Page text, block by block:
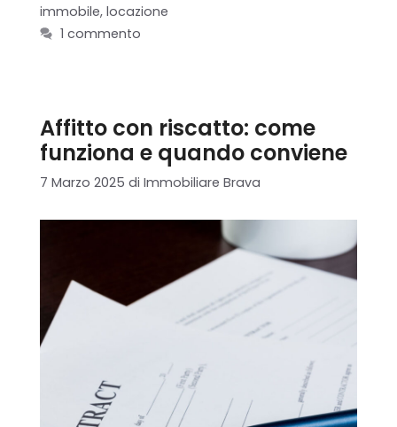
immobile, locazione
1 commento
Affitto con riscatto: come
funziona e quando conviene
7 Marzo 2025 di Immobiliare Brava